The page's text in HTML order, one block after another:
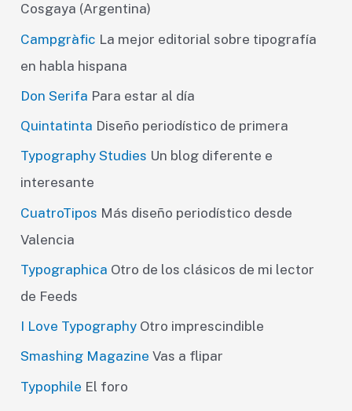
Cosgaya (Argentina)
Campgràfic La mejor editorial sobre tipografía
en habla hispana
Don Serifa Para estar al día
Quintatinta Diseño periodístico de primera
Typography Studies Un blog diferente e
interesante
CuatroTipos Más diseño periodístico desde
Valencia
Typographica Otro de los clásicos de mi lector
de Feeds
I Love Typography Otro imprescindible
Smashing Magazine Vas a flipar
Typophile El foro